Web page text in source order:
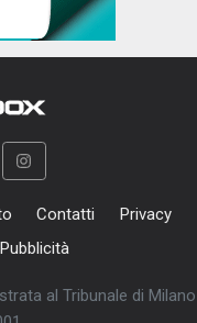
Contatti
Privacy
Pubblicità
al Tribunale di Milano